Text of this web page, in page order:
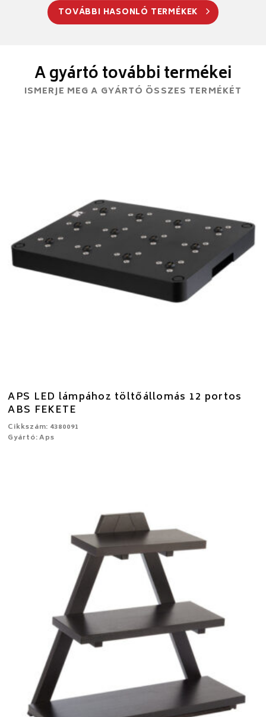
TOVÁBBI HASONLÓ TERMÉKEK
A gyártó további termékei
ISMERJE MEG A GYÁRTÓ ÖSSZES TERMÉKÉT
APS LED lámpához töltőállomás 12 portos
ABS FEKETE
Cikkszám: 4380091
Gyártó: Aps